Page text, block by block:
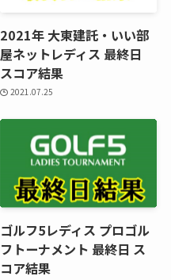
2021年 大東建託・いい部
屋ネットレディス 最終日
スコア結果
2021.07.25
ゴルフ5レディス プロゴル
フトーナメント 最終日 ス
コア結果